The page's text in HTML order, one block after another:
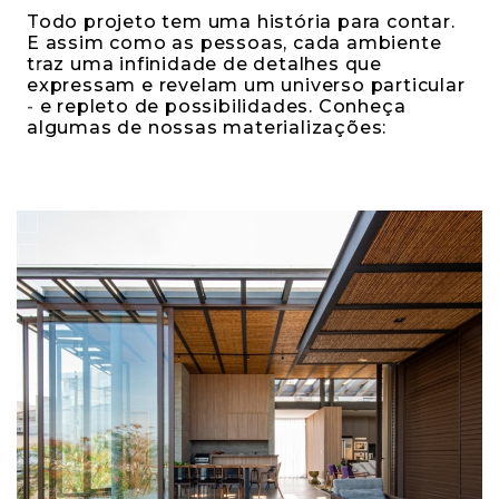
Todo projeto tem uma história para contar.
E assim como as pessoas, cada ambiente
traz uma infinidade de detalhes que
expressam e revelam um universo particular
- e repleto de possibilidades. Conheça
algumas de nossas materializações: